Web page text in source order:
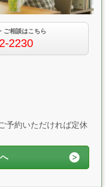
ご相談はこちら
2230
予約いただければ定休